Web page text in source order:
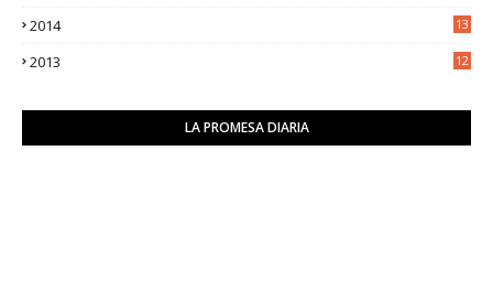
2014
13
2013
12
LA PROMESA DIARIA